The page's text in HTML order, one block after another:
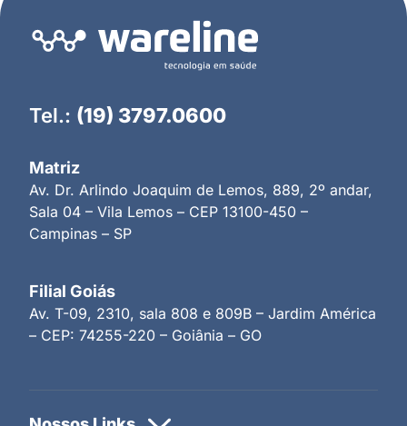
Tel.: (19) 3797.0600
Matriz
Av. Dr. Arlindo Joaquim de Lemos, 889, 2º andar,
Sala 04 – Vila Lemos – CEP 13100-450 –
Campinas – SP
Filial Goiás
Av. T-09, 2310, sala 808 e 809B – Jardim América
– CEP: 74255-220 – Goiânia – GO